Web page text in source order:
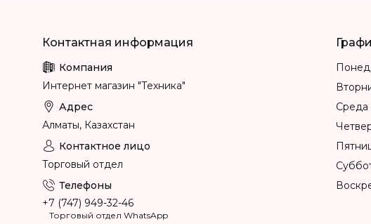
Интернет магазин "Техника"
Алматы, Казахстан
Торговый отдел
+7 (747) 949-32-46
Торговый отдел WhatsApp
Среда